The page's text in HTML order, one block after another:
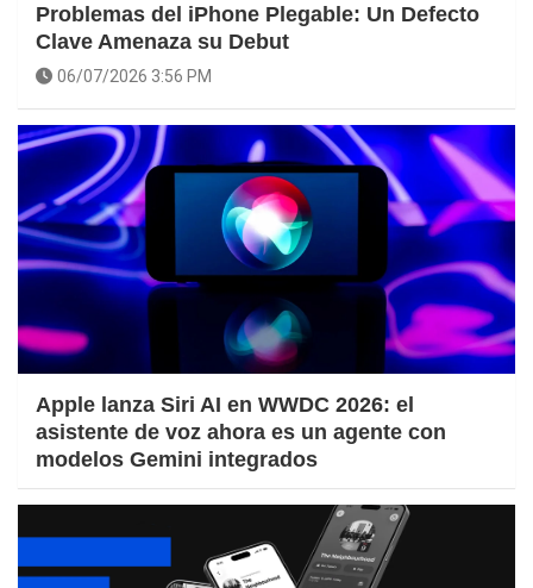
Problemas del iPhone Plegable: Un Defecto
Clave Amenaza su Debut
06/07/2026 3:56 PM
Apple lanza Siri AI en WWDC 2026: el
asistente de voz ahora es un agente con
modelos Gemini integrados